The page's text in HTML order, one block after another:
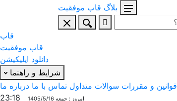
بلاگ قاب موفقیت
قاب
قاب موفقیت
دانلود اپلیکیشن
شرایط و راهنما
قوانین و مقررات سوالات متداول تماس با ما درباره ما
امروز : جمعه 1405/5/16 23:18